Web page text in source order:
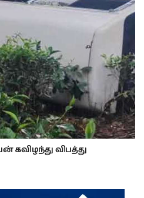
கவிழந்து விபத்து